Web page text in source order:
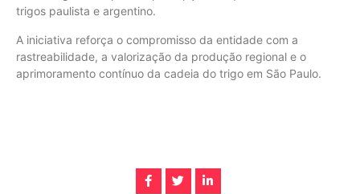
trigos paulista e argentino.
A iniciativa reforça o compromisso da entidade com a
rastreabilidade, a valorização da produção regional e o
aprimoramento contínuo da cadeia do trigo em São Paulo.